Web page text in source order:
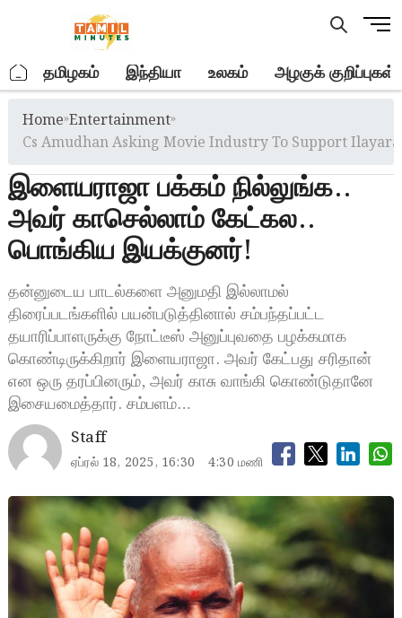
M
u
t
o
. தமிழகம் இந்தியா உலகம் அழகுக் குறிப்புகள்
Home»Entertainment»
Cs Amudhan Asking Movie Industry To Support
இளையராஜா பக்கம் நில்லுங்க..
அவர் காசெல்லாம் கேட்கல..
பொங்கிய இயக்குனர்!
தன்னுடைய பாடல்களை அனுமதி இல்லாமல்
திரைப்படங்களில் பயன்படுத்தினால் சம்பந்தப்பட்ட
தயாரிப்பாளருக்கு நோட்டீஸ் அனுப்புவதை பழக்கமாக
கொண்டிருக்கிறார் இளையராஜா. அவர் கேட்பது சரிதான்
என ஒரு தரப்பினரும், அவர் காசு வாங்கி கொண்டுதானே
இசையமைத்தார். சம்பளம்…
Staff
ஏப்ரல் 18, 2025, 16:30 4:30 மணி